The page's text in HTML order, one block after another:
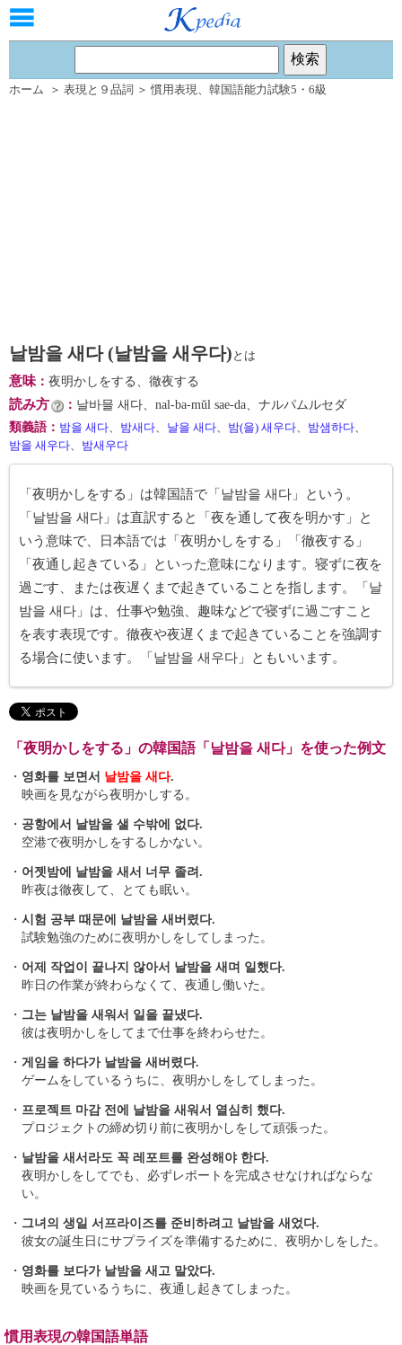
ホーム ＞ 表現と９品詞 ＞ 慣用表現、 韓国語能力試験5・6級
날밤을 새다 (날밤을 새우다) とは
意味： 夜明かしをする、徹夜する
読み方 ： 날바믈 새다、nal-ba-mŭl sae-da、ナルパムルセダ
類義語 ： 밤을 새다、 밤새다、 날을 새다、 밤(을) 새우다、 밤샘하다、
밤을 새우다、 밤새우다
「夜明かしをする」は韓国語で「날밤을 새다」という。
「날밤을 새다」は直訳すると「夜を通して夜を明かす」と
いう意味で、日本語では「夜明かしをする」「徹夜する」
「夜通し起きている」といった意味になります。寝ずに夜を
過ごす、または夜遅くまで起きていることを指します。「날
밤을 새다」は、仕事や勉強、趣味などで寝ずに過ごすこと
を表す表現です。徹夜や夜遅くまで起きていることを強調す
る場合に使います。「날밤을 새우다」ともいいます。
「夜明かしをする」の韓国語「날밤을 새다」を使った例文
・ 영화를 보면서 날밤을 새다.
映画を見ながら夜明かしする。
・ 공항에서 날밤을 샐 수밖에 없다.
空港で夜明かしをするしかない。
・ 어젯밤에 날밤을 새서 너무 졸려.
昨夜は徹夜して、とても眠い。
・ 시험 공부 때문에 날밤을 새버렸다.
試験勉強のために夜明かしをしてしまった。
・ 어제 작업이 끝나지 않아서 날밤을 새며 일했다.
昨日の作業が終わらなくて、夜通し働いた。
・ 그는 날밤을 새워서 일을 끝냈다.
彼は夜明かしをしてまで仕事を終わらせた。
・ 게임을 하다가 날밤을 새버렸다.
ゲームをしているうちに、夜明かしをしてしまった。
・ 프로젝트 마감 전에 날밤을 새워서 열심히 했다.
プロジェクトの締め切り前に夜明かしをして頑張った。
・ 날밤을 새서라도 꼭 레포트를 완성해야 한다.
夜明かしをしてでも、必ずレポートを完成させなければならな
い。
・ 그녀의 생일 서프라이즈를 준비하려고 날밤을 새었다.
彼女の誕生日にサプライズを準備するために、夜明かしをした。
・ 영화를 보다가 날밤을 새고 말았다.
映画を見ているうちに、夜通し起きてしまった。
慣用表現の韓国語単語